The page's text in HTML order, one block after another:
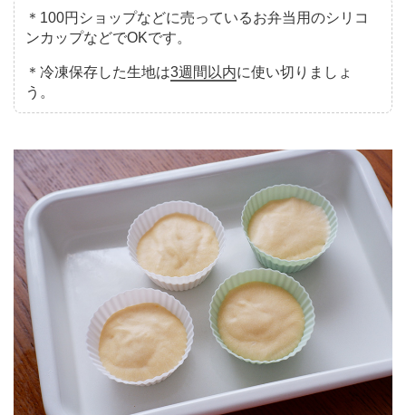
＊100円ショップなどに売っているお弁当用のシリコ
ンカップなどでOKです。
＊冷凍保存した生地は3週間以内に使い切りましょ
う。